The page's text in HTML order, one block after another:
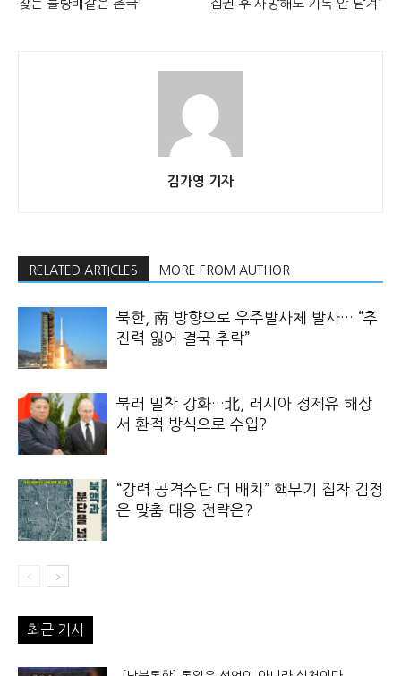
찾는 불량배같은 촌극” 집권 후 사망해도 기록 안 남겨”
김가영 기자
RELATED ARTICLES MORE FROM AUTHOR
북한, 南 방향으로 우주발사체 발사… “추
진력 잃어 결국 추락”
북러 밀착 강화…北, 러시아 정제유 해상
서 환적 방식으로 수입?
“강력 공격수단 더 배치” 핵무기 집착 김정
은 맞춤 대응 전략은?
최근 기사